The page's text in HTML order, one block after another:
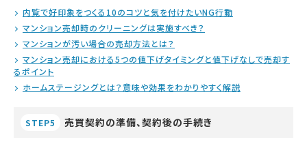
内覧で好印象をつくる10のコツと気を付けたいNG行動
マンション売却時のクリーニングは実施すべき？
マンションが汚い場合の売却方法とは？
マンション売却における5つの値下げタイミングと値下げなしで売却す
るポイント
ホームステージングとは？意味や効果をわかりやすく解説
STEP5 売買契約の準備、契約後の手続き